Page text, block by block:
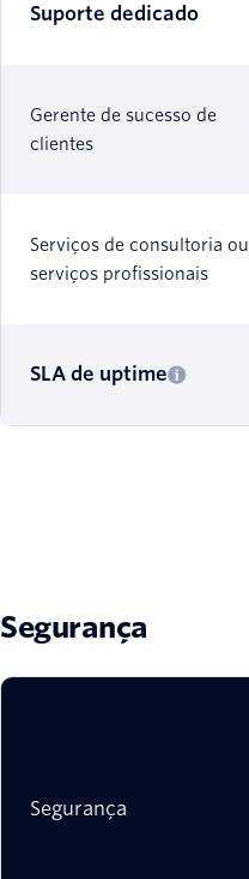
Suporte dedicado
Gerente de sucesso de
clientes
Serviços de consultoria ou
serviços profissionais
SLA de uptime
Segurança
Segurança